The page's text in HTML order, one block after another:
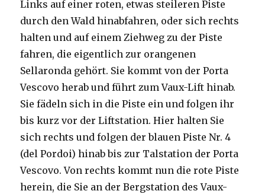
Links auf einer roten, etwas steileren Piste
durch den Wald hinabfahren, oder sich rechts
halten und auf einem Ziehweg zu der Piste
fahren, die eigentlich zur orangenen
Sellaronda gehört. Sie kommt von der Porta
Vescovo herab und führt zum Vaux-Lift hinab.
Sie fädeln sich in die Piste ein und folgen ihr
bis kurz vor der Liftstation. Hier halten Sie
sich rechts und folgen der blauen Piste Nr. 4
(del Pordoi) hinab bis zur Talstation der Porta
Vescovo. Von rechts kommt nun die rote Piste
herein, die Sie an der Bergstation des Vaux-